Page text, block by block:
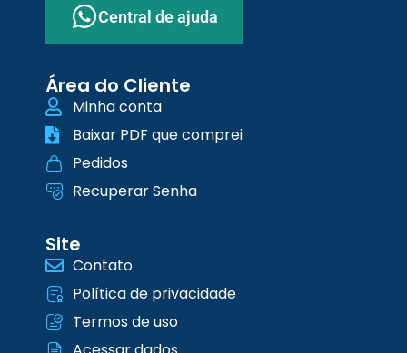
Central de ajuda
Área do Cliente
Minha conta
Baixar PDF que comprei
Pedidos
Recuperar Senha
Site
Contato
Política de privacidade
Termos de uso